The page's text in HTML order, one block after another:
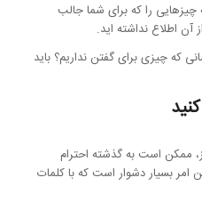
را که برای شما جالب
آن اطلاع نداشته اید.
که چیزی برای گفتن نداریم؟ باید
ممکن است به گذشته احترام
امر بسیار دشوار است که با کلمات